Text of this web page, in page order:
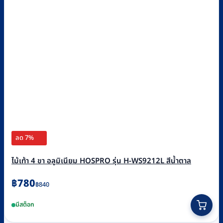
ลด 7%
ไม้เท้า 4 ขา อลูมิเนียม HOSPRO รุ่น H-WS9212L สีน้ำตาล
฿840
Original
was:
฿780
Current
is:มีสต็อก